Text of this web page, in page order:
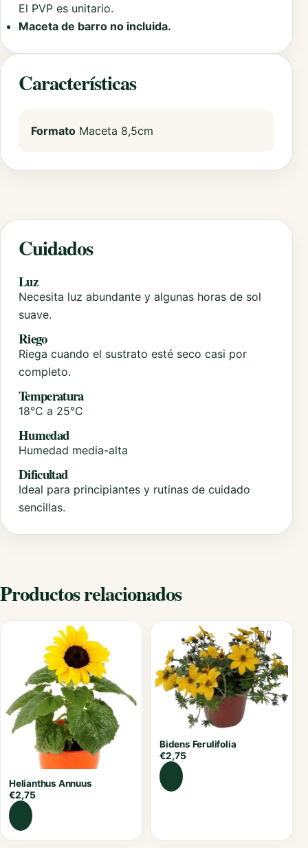
El PVP es unitario.
Maceta de barro no incluida.
Características
Formato Maceta 8,5cm
Cuidados
Luz
Necesita luz abundante y algunas horas de sol
suave.
Riego
Riega cuando el sustrato esté seco casi por
completo.
Temperatura
18°C a 25°C
Humedad
Humedad media-alta
Dificultad
Ideal para principiantes y rutinas de cuidado
sencillas.
Productos relacionados
Helianthus Annuus
€2,75
Bidens Ferulifolia
€2,75